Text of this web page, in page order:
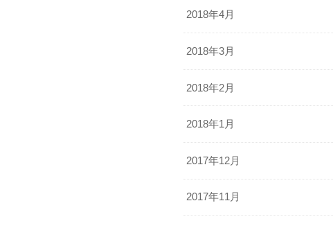
2018年4月
2018年3月
2018年2月
2018年1月
2017年12月
2017年11月